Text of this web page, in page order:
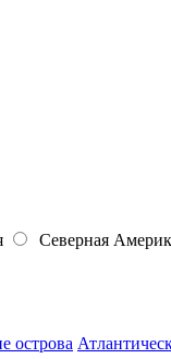
Северная
острова